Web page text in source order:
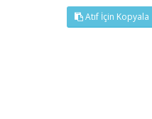
Atıf İçin Kopyala